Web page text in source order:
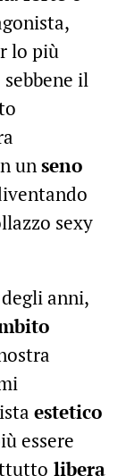
lo più
sebbene il
unseno
sexy
anni,
estetico
essere
libera